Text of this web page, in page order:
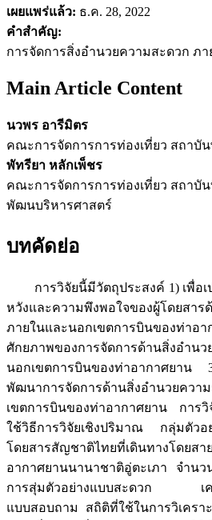
เผยแพร่แล้ว: ธ.ค. 28, 2022
คำสำคัญ:
การจัดการสิ่งอำนวยความสะดวก ภ
Main Article Content
นวพร อารีมิตร
คณะการจัดการการท่องเที่ยว สถาบั
พัทรียา หลักเพ็ชร
คณะการจัดการการท่องเที่ยว สถา
พัฒนบริหารศาสตร์
บทคัดย่อ
การวิจัยนี้มีวัตถุประสงค์ 1) เพื่อเ
หวังและความพึงพอใจของผู้โดยสาร
ภายในและนอกเขตการบินของท่าอ
ศักยภาพของการจัดการด้านสิ่งอำนว
นอกเขตการบินของท่าอากาศยาน
พัฒนาการจัดการด้านสิ่งอำนวยควา
เขตการบินของท่าอากาศยาน การวิ
ใช้วิธีการวิจัยเชิงปริมาณ กลุ่มตัว
โดยสารสัญชาติไทยที่เดินทางโดย
อากาศยานนานาชาติอู่ตะเภา จำน
การสุ่มตัวอย่างแบบสะดวก เครื่
แบบสอบถาม สถิติที่ใช้ในการวิเคร